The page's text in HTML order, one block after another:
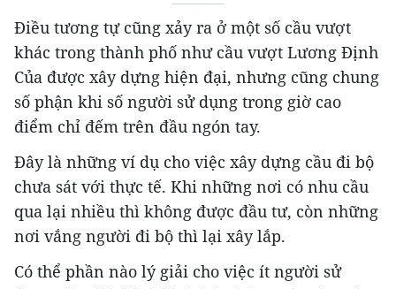
Điều tương tự cũng xảy ra ở một số cầu vượt
khác trong thành phố như cầu vượt Lương Định
Của được xây dựng hiện đại, nhưng cũng chung
số phận khi số người sử dụng trong giờ cao
điểm chỉ đếm trên đầu ngón tay.
Đây là những ví dụ cho việc xây dựng cầu đi bộ
chưa sát với thực tế. Khi những nơi có nhu cầu
qua lại nhiều thì không được đầu tư, còn những
nơi vắng người đi bộ thì lại xây lắp.
Có thể phần nào lý giải cho việc ít người sử